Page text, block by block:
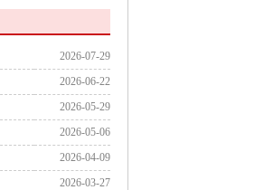
2026-07-29
2026-06-22
2026-05-29
2026-05-06
2026-04-09
2026-03-27